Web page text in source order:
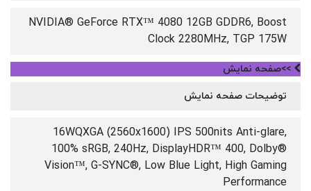
NVIDIA® GeForce RTX™ 4080 12GB GDDR6, Boost
Clock 2280MHz, TGP 175W
>>صفحه نمایش
توضیحات صفحه نمایش
16WQXGA (2560x1600) IPS 500nits Anti-glare,
100% sRGB, 240Hz, DisplayHDR™ 400, Dolby®
Vision™, G-SYNC®, Low Blue Light, High Gaming
Performance